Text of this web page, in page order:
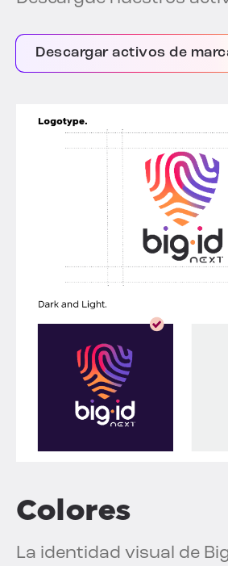
Descargar activos de
Colores
La identidad visual de